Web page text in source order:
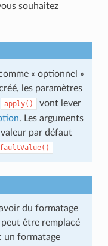
souhaitez
« optionnel »
les paramètres
apply()
vont lever
. Les arguments
par défaut
du formatage
être remplacé
un formatage